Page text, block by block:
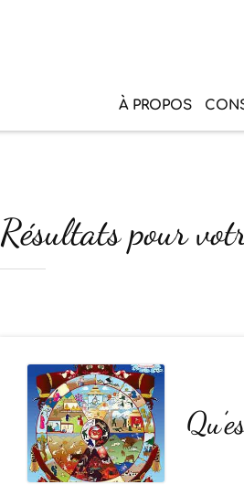
À PROPOS
Résultats pour